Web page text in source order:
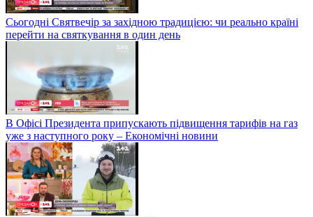
Сьогодні Святвечір за західною традицією: чи реально країні
перейти на святкування в один день
В Офісі Президента припускають підвищення тарифів на газ
уже з наступного року – Економічні новини